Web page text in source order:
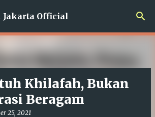
ke konten utama
Official
Khilafah, Bukan
Beragam
25, 2021